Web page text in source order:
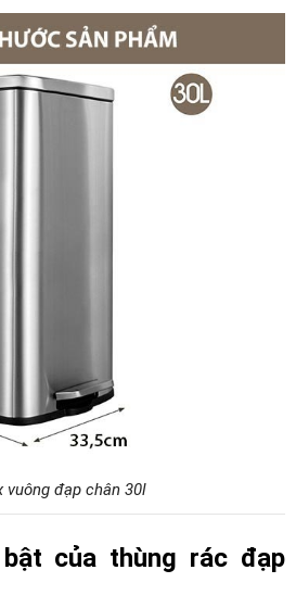
đạp chân 30l
của thùng rác đạp